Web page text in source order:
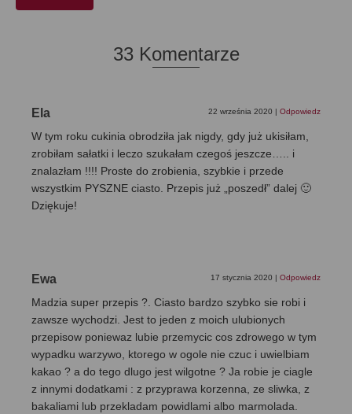
33 Komentarze
Ela 22 września 2020 | Odpowiedz
W tym roku cukinia obrodziła jak nigdy, gdy już ukisiłam,
zrobiłam sałatki i leczo szukałam czegoś jeszcze….. i
znalazłam !!!! Proste do zrobienia, szybkie i przede
wszystkim PYSZNE ciasto. Przepis już „poszedł” dalej 🙂
Dziękuje!
Ewa 17 stycznia 2020 | Odpowiedz
Madzia super przepis ?. Ciasto bardzo szybko sie robi i
zawsze wychodzi. Jest to jeden z moich ulubionych
przepisow poniewaz lubie przemycic cos zdrowego w tym
wypadku warzywo, ktorego w ogole nie czuc i uwielbiam
kakao ? a do tego dlugo jest wilgotne ? Ja robie je ciagle
z innymi dodatkami : z przyprawa korzenna, ze sliwka, z
bakaliami lub przekladam powidlami albo marmolada.